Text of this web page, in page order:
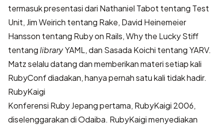
termasuk presentasi dari Nathaniel Tabot tentang Test
Unit, Jim Weirich tentang Rake, David Heinemeier
Hansson tentang Ruby on Rails, Why the Lucky Stiff
tentanglibraryYAML, dan Sasada Koichi tentang YARV.
Matz selalu datang dan memberikan materi setiap kali
RubyConf diadakan, hanya pernah satu kali tidak hadir.
RubyKaigi
Konferensi Ruby Jepang pertama, RubyKaigi 2006,
diselenggarakan di Odaiba. RubyKaigi menyediakan